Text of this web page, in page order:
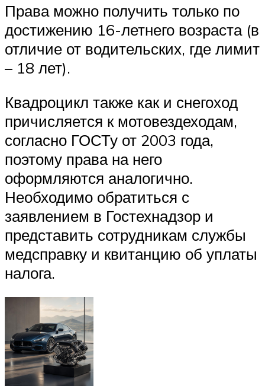
Права можно получить только по
достижению 16-летнего возраста (в
отличие от водительских, где лимит
– 18 лет).
Квадроцикл также как и снегоход
причисляется к мотовездеходам,
согласно ГОСТу от 2003 года,
поэтому права на него
оформляются аналогично.
Необходимо обратиться с
заявлением в Гостехнадзор и
представить сотрудникам службы
медсправку и квитанцию об уплаты
налога.